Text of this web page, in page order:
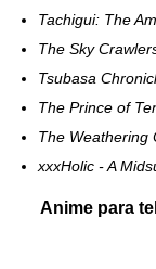
Tachigui: The
The Sky
Tsubasa
The Prince of
The Weathering
xxxHolic - A
Anime para